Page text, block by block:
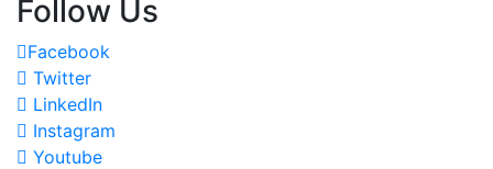
Follow Us
Facebook
Twitter
LinkedIn
Instagram
Youtube